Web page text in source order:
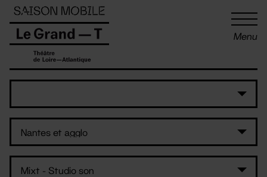
Menu
Panneau de gestion des cookies